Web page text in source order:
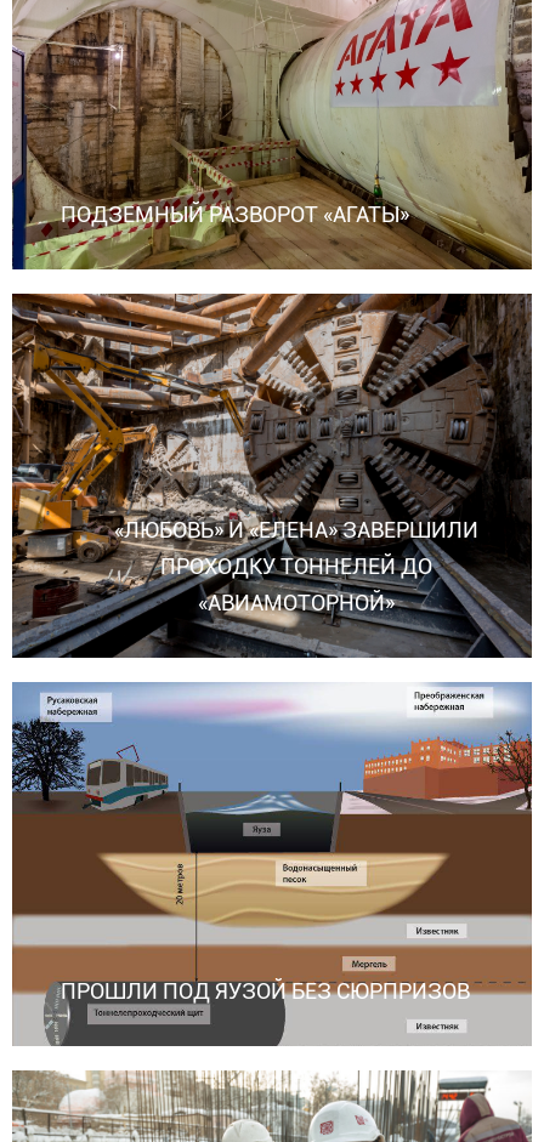
ПОДЗЕМНЫЙ РАЗВОРОТ «АГАТЫ»
«ЛЮБОВЬ» И «ЕЛЕНА» ЗАВЕРШИЛИ
ПРОХОДКУ ТОННЕЛЕЙ ДО
«АВИАМОТОРНОЙ»
ПРОШЛИ ПОД ЯУЗОЙ БЕЗ СЮРПРИЗОВ